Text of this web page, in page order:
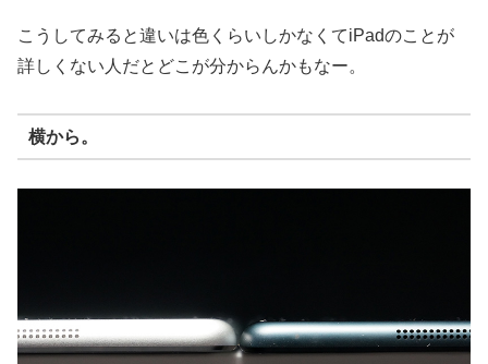
こうしてみると違いは色くらいしかなくてiPadのことが
詳しくない人だとどこが分からんかもなー。
横から。